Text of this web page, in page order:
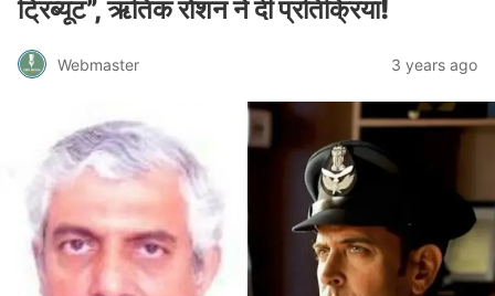
ट्रिब्यूट”, ऋतिक रोशन ने दी प्रतिक्रिया!
Webmaster 3 years ago